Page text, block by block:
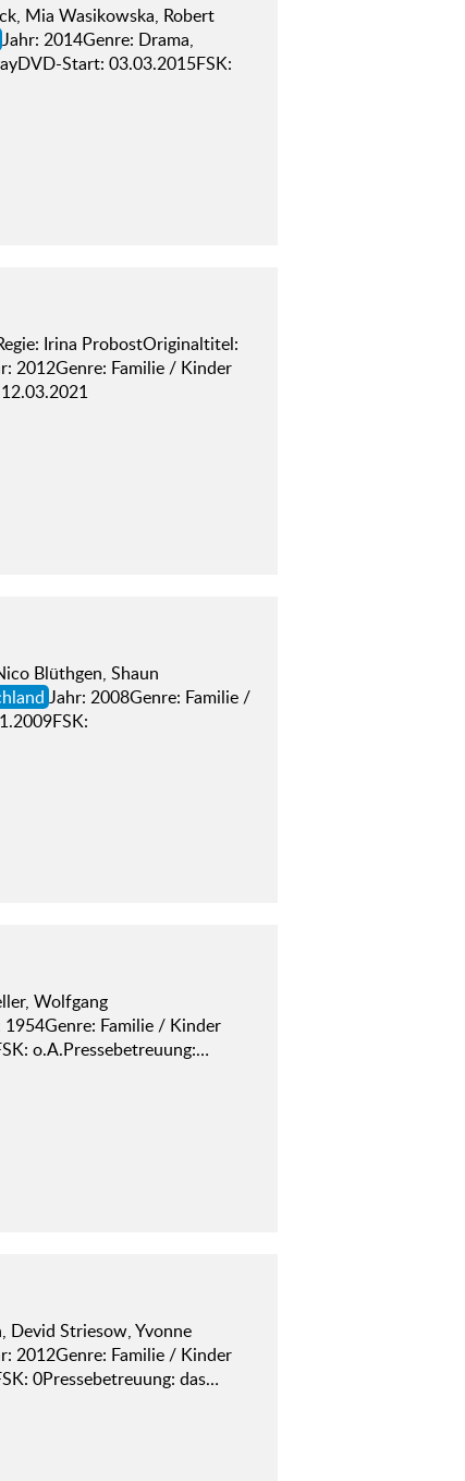
Mia Wasikowska, Robert
Jahr: 2014Genre: Drama,
Start: 03.03.2015FSK:
Irina ProbostOriginaltitel:
2012Genre: Familie / Kinder
Blüthgen, Shaun
Jahr: 2008Genre: Familie /
Wolfgang
1954Genre: Familie / Kinder
o.A.Pressebetreuung:…
Devid Striesow, Yvonne
2012Genre: Familie / Kinder
0Pressebetreuung: das…